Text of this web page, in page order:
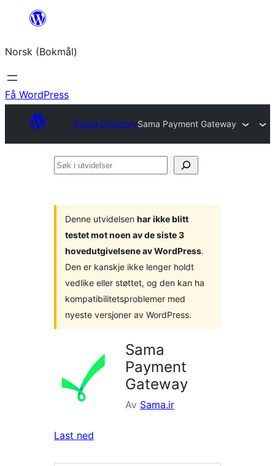
Hopp
innhold
Norsk (Bokmål)
Få WordPress
Plugin DirectorySama Payment Gateway
Søk
Denne utvidelsen har ikke blitt
testet mot noen av de siste 3
hovedutgivelsene av WordPress.
Den er kanskje ikke lenger holdt
vedlike eller støttet, og den kan ha
kompatibilitetsproblemer med
nyeste versjoner av WordPress.
Sama
Payment
Gateway
Av Sama.ir
Last ned